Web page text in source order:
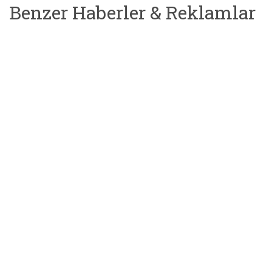
Benzer Haberler & Reklamlar